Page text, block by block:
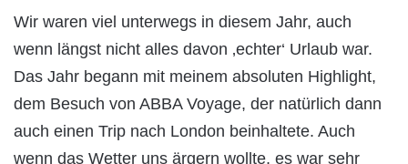
Wir waren viel unterwegs in diesem Jahr, auch
wenn längst nicht alles davon ‚echter‘ Urlaub war.
Das Jahr begann mit meinem absoluten Highlight,
dem Besuch von ABBA Voyage, der natürlich dann
auch einen Trip nach London beinhaltete. Auch
wenn das Wetter uns ärgern wollte, es war sehr